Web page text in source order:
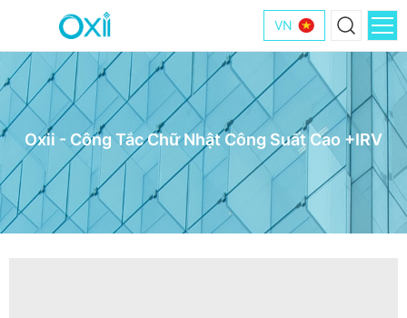
VN
Oxii - Công Tắc Chữ Nhật Công Suất Cao +IRV